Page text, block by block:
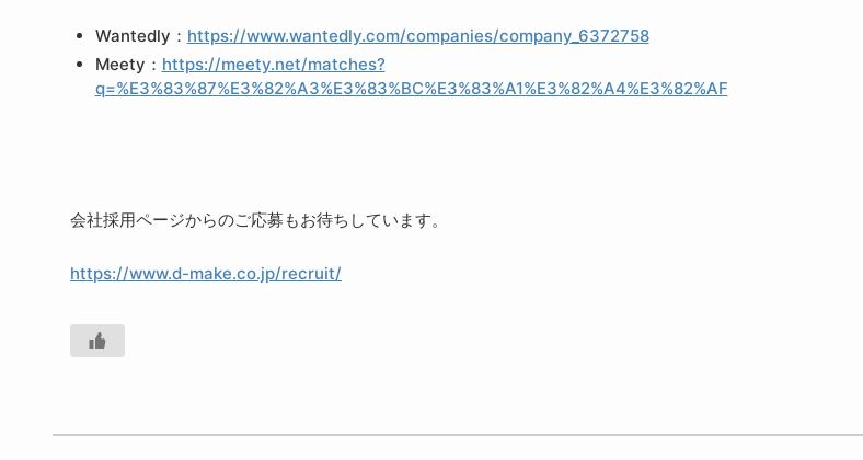
Wantedly： https://www.wantedly.com/companies/company_6372758
Meety： https://meety.net/matches?
q=%E3%83%87%E3%82%A3%E3%83%BC%E3%83%A1%E3%82%A4%E3%82%AF
会社採用ページからのご応募もお待ちしています。
https://www.d-make.co.jp/recruit/